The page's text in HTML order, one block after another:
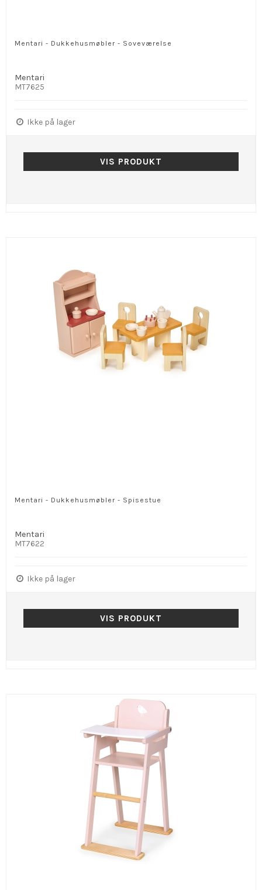
Mentari - Dukkehusmøbler - Soveværelse
Mentari
MT7625
Ikke på lager
VIS PRODUKT
Mentari - Dukkehusmøbler - Spisestue
Mentari
MT7622
Ikke på lager
VIS PRODUKT